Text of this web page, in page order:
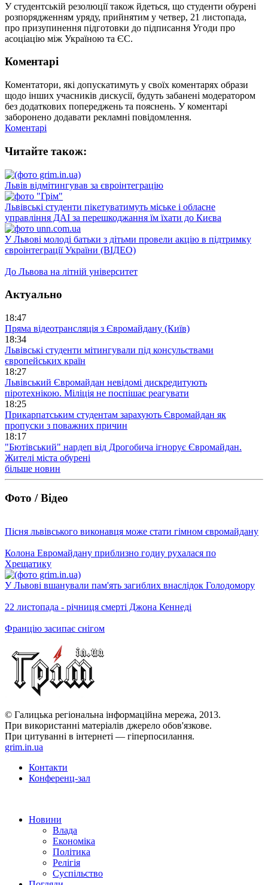
У студентській резолюції також йдеться, що студенти обурені
розпорядженням уряду, прийнятим у четвер, 21 листопада,
про призупинення підготовки до підписання Угоди про
асоціацію між Україною та ЄС.
Коментарі
Коментатори, які допускатимуть у своїх коментарях образи
щодо інших учасників дискусії, будуть забанені модератором
без додаткових попереджень та пояснень. У коментарі
заборонено додавати рекламні повідомлення.
Коментарі
Читайте також:
Львів відмітингував за євроінтеграцію
Львівські студенти пікетуватимуть міське і обласне
управління ДАІ за перешкоджання їм їхати до Києва
У Львові молоді батьки з дітьми провели акцію в підтримку
євроінтеграції України (ВІДЕО)
До Львова на літній університет
Актуально
18:47
Пряма відеотрансляція з Євромайдану (Київ)
18:34
Львівські студенти мітингували під консульствами
європейських країн
18:27
Львівський Євромайдан невідомі дискредитують
піротехнікою. Міліція не поспішає реагувати
18:25
Прикарпатським студентам зарахують Євромайдан як
пропуски з поважних причин
18:17
"Бютівський" нардеп від Дрогобича ігнорує Євромайдан.
Жителі міста обурені
більше новин
Фото / Відео
Пісня львівського виконавця може стати гімном євромайдану
Колона Евромайдану приблизно годиу рухалася по
Хрещатику
У Львові вшанували пам'ять загиблих внаслідок Голодомору
22 листопада - річниця смерті Джона Кеннеді
Францію засипає снігом
© Галицька регіональна інформаційна мережа, 2013.
При використанні матеріалів джерело обов'язкове.
При цитуванні в інтернеті — гіперпосилання.
grim.in.ua
Контакти
Конференц-зал
Новини
Влада
Економіка
Політика
Релігія
Суспільство